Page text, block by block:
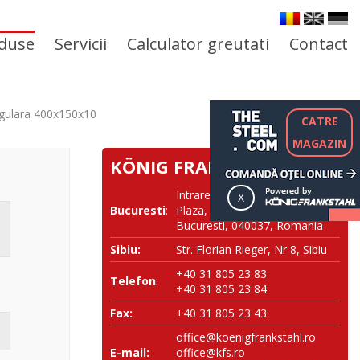
Servicii Calculator greutati Contact
400x150x10
KÖNIG FRANKSTAHL SRL
Bucuresti:
Intrarea NESTOREI nr. 1, River
Plaza, Corp B, et 10, Sector 4,
Bucuresti, 040037, Romania
Sibiu:
Str. Florian Rieger, Nr 8, Sibiu
Telefon:
+40 31 805 23 83
+40 31 805 23 84
Fax:
+40 31 805 23 43
E-mail:
office@koenigfrankstahl.ro
office@kfs.ro
CATRE
MAGAZIN